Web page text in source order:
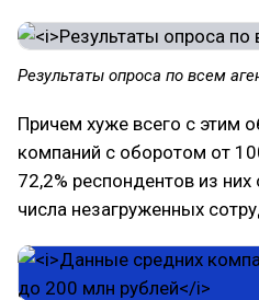
Результаты опроса по всем
Причем хуже всего с этим
компаний с оборотом от
72,2% респондентов из
числа незагруженных